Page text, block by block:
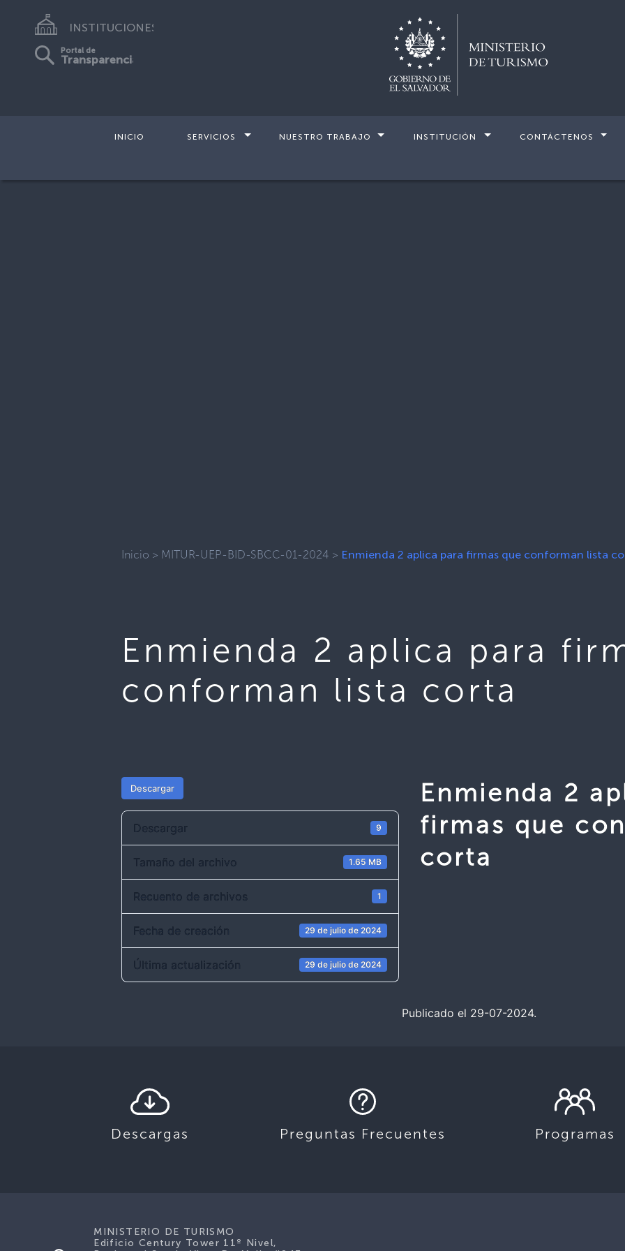
INSTITUCIONES
Portal de
Transparencia
INICIO SERVICIOS NUESTRO TRABAJO INSTITUCIÓN CONTÁCTENOS
Inicio > MITUR-UEP-BID-SBCC-01-2024 > Enmienda 2 aplica para firmas que conforman lista
Enmienda 2 aplica para
conforman lista corta
Descargar
Descargar 9
Tamaño del archivo 1.65 MB
Recuento de archivos 1
Fecha de creación 29 de julio de 2024
Última actualización 29 de julio de 2024
Enmienda 2
firmas que
corta
Publicado el 29-07-2024.
Descargas Preguntas Frecuentes Programas
MINISTERIO DE TURISMO
Edificio Century Tower 11º Nivel,